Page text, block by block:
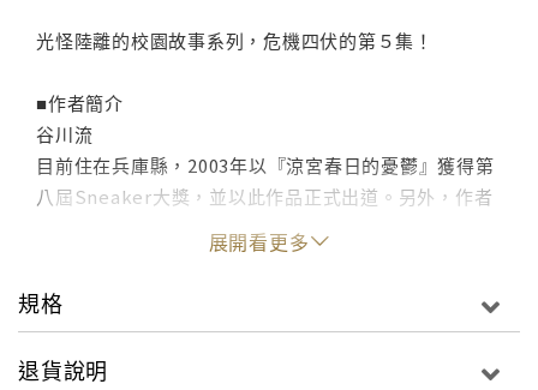
光怪陸離的校園故事系列，危機四伏的第５集！
■作者簡介
谷川流
目前住在兵庫縣，2003年以『涼宮春日的憂鬱』獲得第
八屆Sneaker大獎，並以此作品正式出道。另外，作者
的另一部系列作品《走出校園吧！》（暫譯）的日文版
也已經發售。興趣是機車和打麻將。人生就有如吳越同
舟。現在最想要的是，之前買的書放到哪裡去的線索以
及消除惡夢裝置。
展開看更多
規格
退貨說明